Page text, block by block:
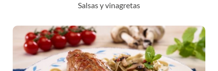
Salsas y vinagretas